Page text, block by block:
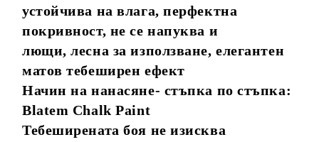
устойчива на влага, перфектна
покривност, не се напуква и
лющи, лесна за използване, елегантен
матов тебеширен ефект
Начин на нанасяне- стъпка по стъпка:
Blatem Chalk Paint
Тебеширената боя не изисква